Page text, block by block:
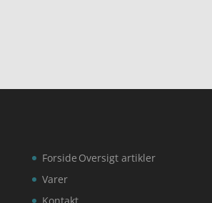
Forside
Varer
Kontakt
Oversigt artikler